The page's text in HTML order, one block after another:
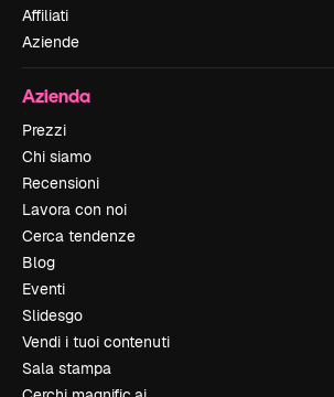
Affiliati
Aziende
Azienda
Prezzi
Chi siamo
Recensioni
Lavora con noi
Cerca tendenze
Blog
Eventi
Slidesgo
Vendi i tuoi contenuti
Sala stampa